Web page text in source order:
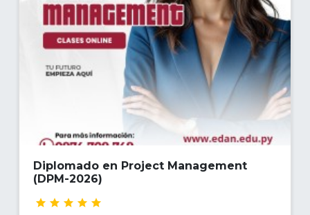
Diplomado en Project Management
(DPM-2026)
tiempo, costes, calidad, riesgos, recursos
humanos y adquisiciones, con el fin de
garantizar el cumplimiento de los objetivos
organizacionales y la satisfacción de los
stakeholders.